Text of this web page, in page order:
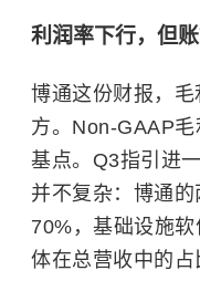
利润率下行，但
博通这份财报，
方。 Non-GAAP
基点。Q3指引进
并不复杂：博通
70%，基础设施
体在总营收中的